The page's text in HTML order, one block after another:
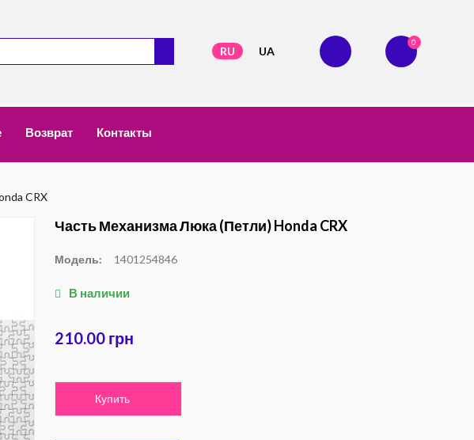
RU UA
0
Возврат Контакты
CRX
Часть Механизма Люка (петли) Honda CRX
Модель: 1401254846
В наличии
210.00 грн
Купить